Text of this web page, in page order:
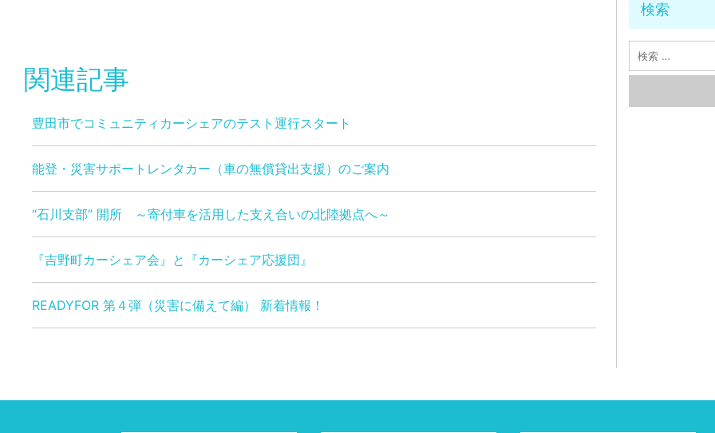
関連記事
豊田市でコミュニティカーシェアのテスト運行スタート
能登・災害サポートレンタカー（車の無償貸出支援）のご案内
“石川支部” 開所 ～寄付車を活用した支え合いの北陸拠点へ～
『吉野町カーシェア会』と『カーシェア応援団』
READYFOR 第４弾（災害に備えて編） 新着情報！
検索